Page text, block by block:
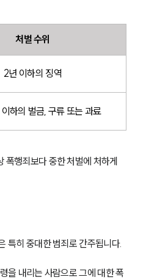
처벌 수위
2년 이하의 징역
하의 벌금, 구류 또는 과료
폭행죄보다 중한 처벌에 처하게
특히 중대한 범죄로 간주됩니다.
을 내리는 사람으로 그에 대한 폭